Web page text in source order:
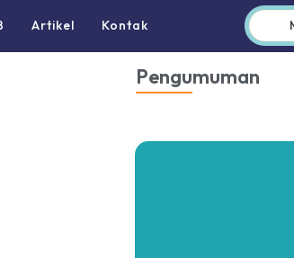
Artikel Kontak
Pengumuman